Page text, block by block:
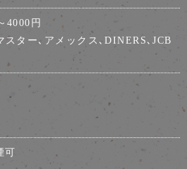
4000円
スター､アメックス､DINERS､JCB
可